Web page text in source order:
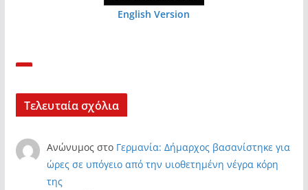
English Version
Τελευταία σχόλια
Ανώνυμος στο Γερμανία: Δήμαρχος βασανίστηκε για
ώρες σε υπόγειο από την υιοθετημένη νέγρα κόρη
της